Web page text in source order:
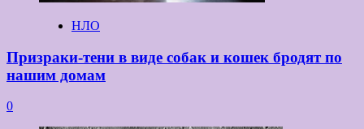
НЛО
Призраки-тени в виде собак и кошек бродят по
нашим домам
0